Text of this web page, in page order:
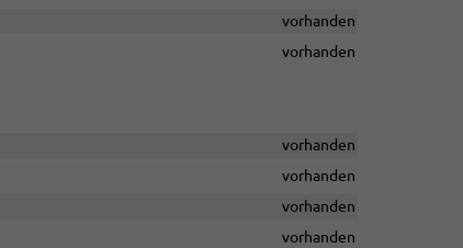
vorhanden
vorhanden
vorhanden
vorhanden
vorhanden
vorhanden